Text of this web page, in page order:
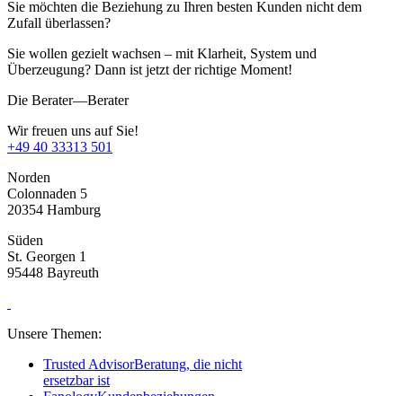
Sie möchten die Beziehung zu Ihren besten Kunden nicht dem
Zufall überlassen?
Sie wollen gezielt wachsen – mit Klarheit, System und
Überzeugung? Dann ist jetzt der richtige Moment!
Die Berater—Berater
Wir freuen uns auf Sie!
+49 40 33313 501
Norden
Colonnaden 5
20354 Hamburg
Süden
St. Georgen 1
95448 Bayreuth
Unsere Themen:
Trusted AdvisorBeratung, die nicht
ersetzbar ist